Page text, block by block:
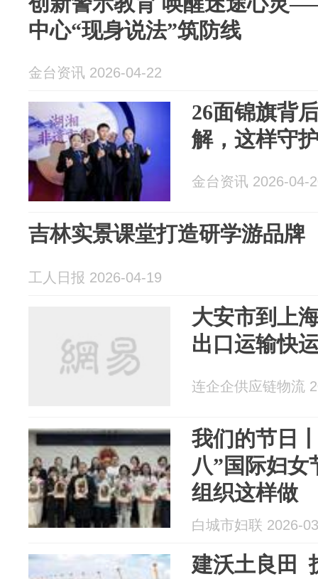
中心“现身说法”筑防线
金台资讯 2026-04-22
26面锦旗背
解，这样守
金台资讯 2026-04-
吉林实景课堂打造研学游品牌
工人日报 2026-04-19
大安市到上
出口运输快
连企企供应链物流
我们的节日
八”国际妇
组织这样做
白城市妇联 2026-
建沃土良田